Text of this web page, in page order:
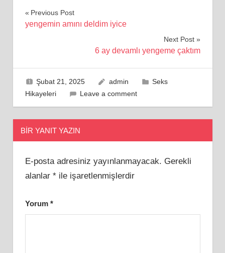
Yazı
Previous Post
yengemin amını deldim iyice
Next Post
6 ay devamlı yengeme çaktım
Şubat 21, 2025 admin
Seks
Hikayeleri
Leave a comment
BIR YANIT YAZIN
E-posta adresiniz yayınlanmayacak. Gerekli
alanlar *ile işaretlenmişlerdir
Yorum *